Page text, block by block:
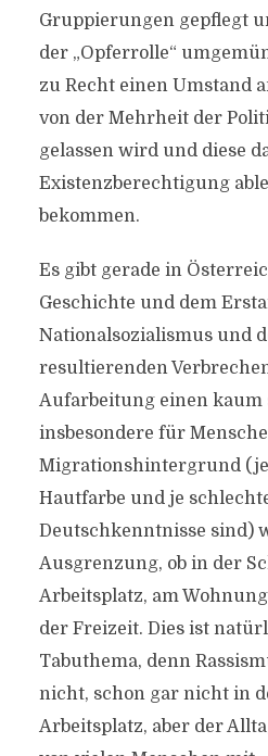
Gruppierungen gepflegt
der „Opferrolle“
zu Recht einen Umstand
von der Mehrheit der
gelassen wird und diese
Existenzberechtigung
bekommen.
Es gibt gerade in
Geschichte und dem
Nationalsozialismus und
resultierenden
Aufarbeitung einen kaum
insbesondere für
Migrationshintergrund
Hautfarbe und je
Deutschkenntnisse sind)
Ausgrenzung, ob in der
Arbeitsplatz, am
der Freizeit. Dies ist
Tabuthema, denn
nicht, schon gar nicht in
Arbeitsplatz, aber der